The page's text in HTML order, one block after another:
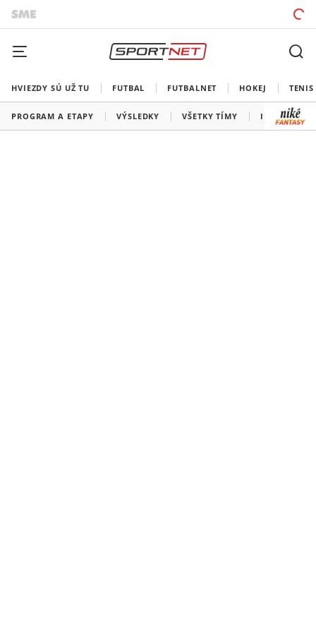
HVIEZDY SÚ UŽ TU FUTBAL FUTBALNET HOKEJ TENIS
PROGRAM A ETAPY VÝSLEDKY VŠETKY TÍMY INFORMÁCIE